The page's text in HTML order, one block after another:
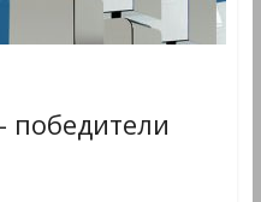
победители